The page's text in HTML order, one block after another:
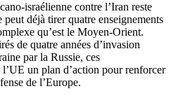
israélienne contre l’Iran reste
déjà tirer quatre enseignements
qu’est le Moyen-Orient.
de quatre années d’invasion
par la Russie, ces
un plan d’action pour renforcer
de l’Europe.